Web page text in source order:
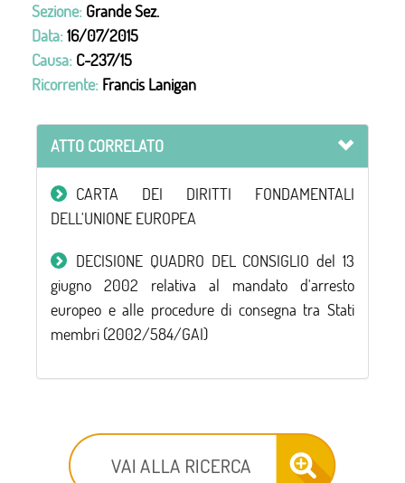
Sezione: Grande Sez.
Data:16/07/2015
Causa: C-237/15
Ricorrente: Francis Lanigan
ATTO CORRELATO
CARTA DEI DIRITTI FONDAMENTALI
DELL'UNIONE EUROPEA
DECISIONE QUADRO DEL CONSIGLIO del 13
giugno 2002 relativa al mandato d'arresto
europeo e alle procedure di consegna tra Stati
membri (2002/584/GAI)